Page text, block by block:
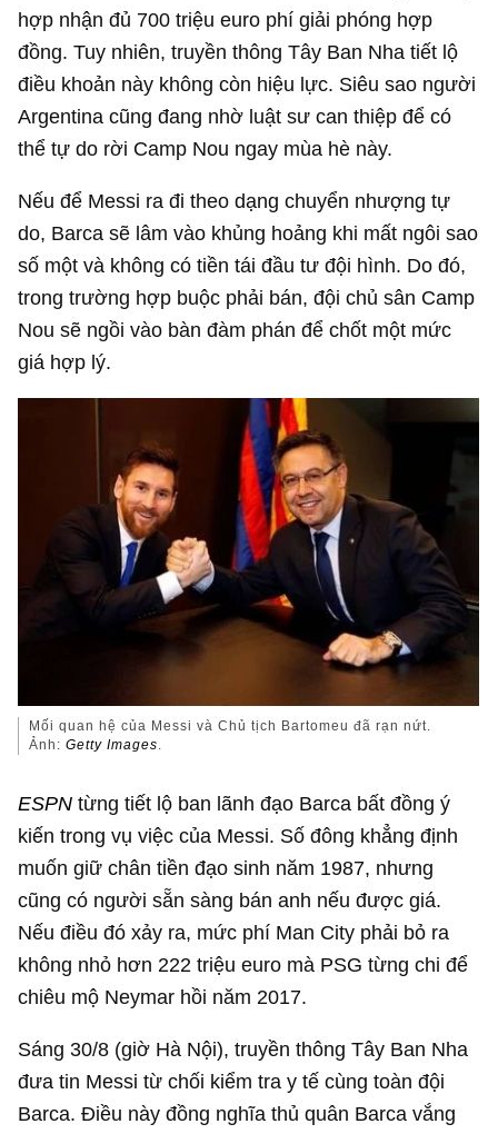
hợp nhận đủ 700 triệu euro phí giải phóng hợp
đồng. Tuy nhiên, truyền thông Tây Ban Nha tiết lộ
điều khoản này không còn hiệu lực. Siêu sao người
Argentina cũng đang nhờ luật sư can thiệp để có
thể tự do rời Camp Nou ngay mùa hè này.
Nếu để Messi ra đi theo dạng chuyển nhượng tự
do, Barca sẽ lâm vào khủng hoảng khi mất ngôi sao
số một và không có tiền tái đầu tư đội hình. Do đó,
trong trường hợp buộc phải bán, đội chủ sân Camp
Nou sẽ ngồi vào bàn đàm phán để chốt một mức
giá hợp lý.
Mối quan hệ của Messi và Chủ tịch Bartomeu đã rạn nứt.
Ảnh:Getty Images.
ESPN từng tiết lộ ban lãnh đạo Barca bất đồng ý
kiến trong vụ việc của Messi. Số đông khẳng định
muốn giữ chân tiền đạo sinh năm 1987, nhưng
cũng có người sẵn sàng bán anh nếu được giá.
Nếu điều đó xảy ra, mức phí Man City phải bỏ ra
không nhỏ hơn 222 triệu euro mà PSG từng chi để
chiêu mộ Neymar hồi năm 2017.
Sáng 30/8 (giờ Hà Nội), truyền thông Tây Ban Nha
đưa tin Messi từ chối kiểm tra y tế cùng toàn đội
Barca. Điều này đồng nghĩa thủ quân Barca vắng